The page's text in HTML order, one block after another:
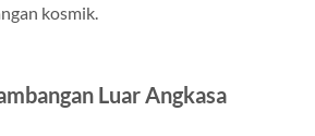
kosmik.
Luar Angkasa